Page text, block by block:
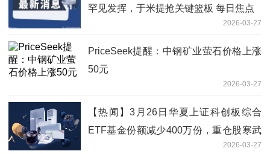
罕见发挥，于米提抢关键篮板 每日焦点
2026-03-27
PriceSeek提醒：中钢矿业萤石价格上涨
50元
2026-03-27
【热闻】3月26日华夏上证科创板综合
ETF基金份额减少400万份，重仓股寒武
2026-03-27